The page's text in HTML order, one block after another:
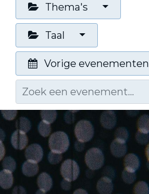
Thema's
Taal
Vorige evenementen